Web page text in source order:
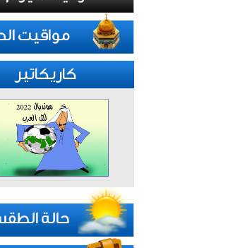
كاريكاتير